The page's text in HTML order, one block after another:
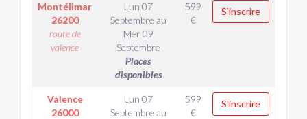
Montélimar
26200
route de
valence
Lun 07
Septembre au
Mer 09
Septembre
Places
disponibles
599
€
S'inscrire
Valence
26000
Lun 07
Septembre au
599
€
S'inscrire